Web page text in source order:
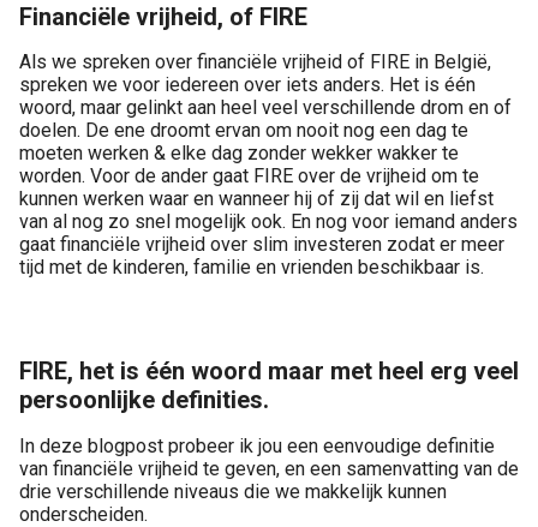
Financiële vrijheid, of FIRE
Als we spreken over financiële vrijheid of FIRE in België,
spreken we voor iedereen over iets anders. Het is één
woord, maar gelinkt aan heel veel verschillende drom en of
doelen. De ene droomt ervan om nooit nog een dag te
moeten werken & elke dag zonder wekker wakker te
worden. Voor de ander gaat FIRE over de vrijheid om te
kunnen werken waar en wanneer hij of zij dat wil en liefst
van al nog zo snel mogelijk ook. En nog voor iemand anders
gaat financiële vrijheid over slim investeren zodat er meer
tijd met de kinderen, familie en vrienden beschikbaar is.
FIRE, het is één woord maar met heel erg veel
persoonlijke definities.
In deze blogpost probeer ik jou een eenvoudige definitie
van financiële vrijheid te geven, en een samenvatting van de
drie verschillende niveaus die we makkelijk kunnen
onderscheiden.